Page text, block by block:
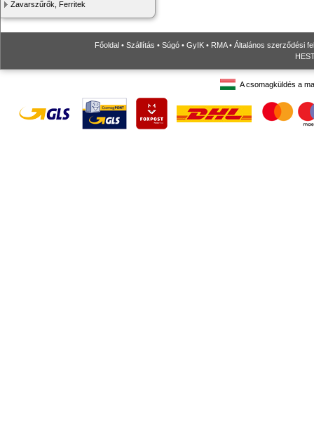
Zavarszűrők, Ferritek
Főoldal • Szállítás • Súgó • GyIK • RMA• Általános szerződési
A csomagküldés a